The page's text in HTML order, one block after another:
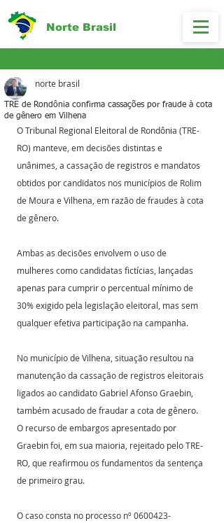
Norte Brasil
TRE de Rondônia confirma cassações por fraude à cota
de gênero em Vilhena
norte brasil
O Tribunal Regional Eleitoral de Rondônia (TRE-
RO) manteve, em decisões distintas e
unânimes, a cassação de registros e mandatos
obtidos por candidatos nos municípios de Rolim
de Moura e Vilhena, em razão de fraudes à cota
de gênero.
Ambas as decisões envolvem o uso de
mulheres como candidatas fictícias, lançadas
apenas para cumprir o percentual mínimo de
30% exigido pela legislação eleitoral, mas sem
qualquer efetiva participação na campanha.
No município de Vilhena, situação resultou na
manutenção da cassação de registros eleitorais
ligados ao candidato Gabriel Afonso Graebin,
também acusado de fraudar a cota de gênero.
O recurso de embargos apresentado por
Graebin foi, em sua maioria, rejeitado pelo TRE-
RO, que reafirmou os fundamentos da sentença
de primeiro grau.
O caso consta no processo nº 0600423-